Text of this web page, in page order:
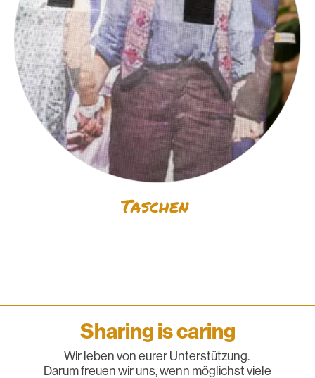
Taschen
Sharing is caring
Wir leben von eurer Unterstützung.
Darum freuen wir uns, wenn möglichst viele